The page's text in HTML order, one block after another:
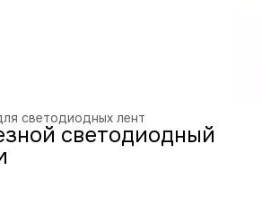
светодиодных лент
светодиодный